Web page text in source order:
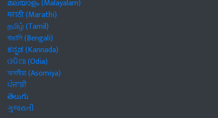
മലയാളം (Malayalam)
मराठी (Marathi)
தமிழ் (Tamil)
বাঙালি (Bengali)
ಕನ್ನಡ (Kannada)
ଓଡିଆ (Odia)
অসমীয়া (Asomiya)
ਪੰਜਾਬੀ
తెలుగు
ગુજરાતી